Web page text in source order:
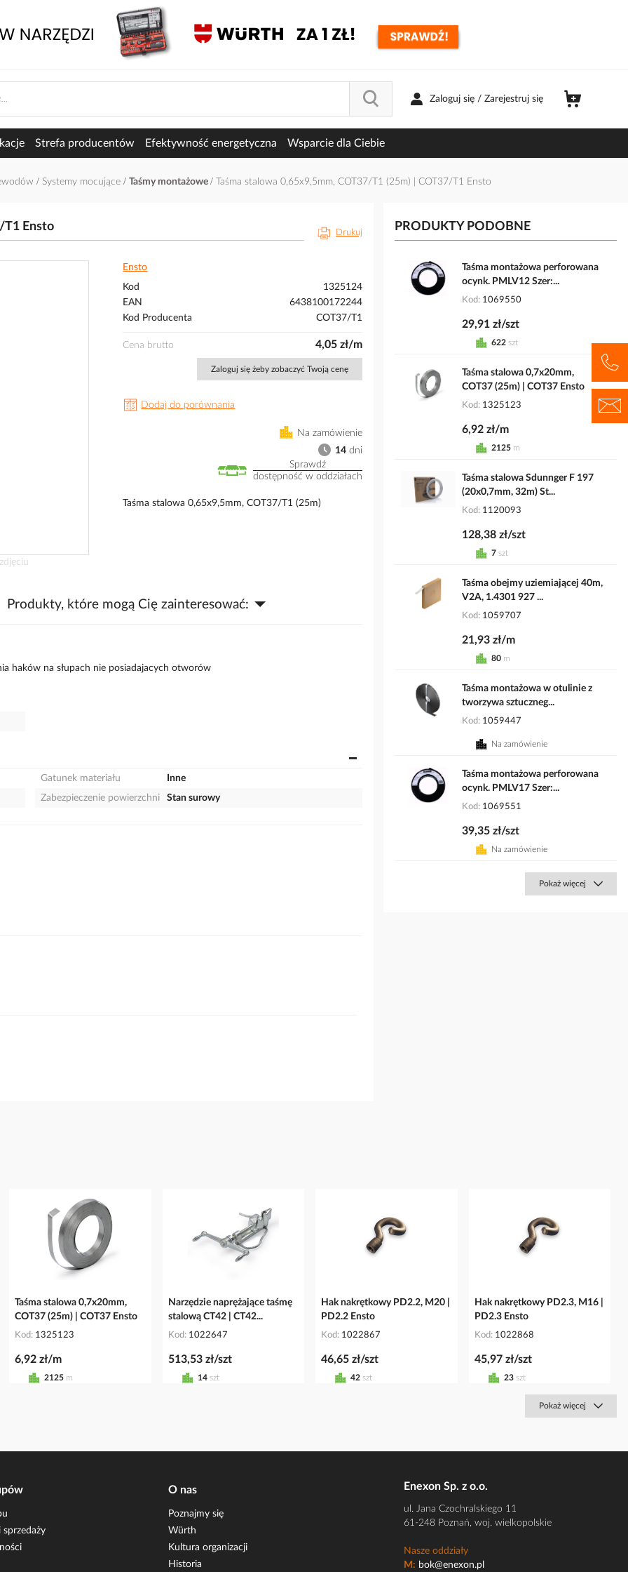
Zaloguj się / Zarejestruj się
Strefa producentów Efektywność energetyczna Wsparcie dla Ciebie
Systemy mocujące Taśmy montażowe Taśma stalowa 0,65x9,5mm, COT37/T1 (25m) | COT37/T1 Ensto
T1 Ensto Drukuj
Ensto
Kod
1325124
EAN
6438100172244
Kod Producenta
COT37/T1
Cena brutto 4,05 zł/m
Zaloguj się żeby zobaczyć Twoją cenę
Dodaj do porównania
Na zamówienie
14 dni
Sprawdź
dostępność w oddziałach
Taśma stalowa 0,65x9,5mm, COT37/T1 (25m)
Produkty, które mogą Cię zainteresować:
haków na słupach nie posiadajacych otworów
Gatunek materiału
Inne
Zabezpieczenie powierzchni
Stan surowy
PRODUKTY PODOBNE
Taśma montażowa perforowana
ocynk. PMLV12 Szer:...
Kod 1069550
29,91 zł/szt
622 szt
Taśma stalowa 0,7x20mm,
COT37 (25m) | COT37 Ensto
Kod 1325123
6,92 zł/m
2125 m
Taśma stalowa Sdunnger F 197
(20x0,7mm, 32m) St...
Kod 1120093
128,38 zł/szt
7 szt
Taśma obejmy uziemiającej 40m,
V2A, 1.4301 927 ...
Kod 1059707
21,93 zł/m
80 m
Taśma montażowa w otulinie z
tworzywa sztuczneg...
Kod 1059447
Na zamówienie
Taśma montażowa perforowana
ocynk. PMLV17 Szer:...
Kod 1069551
39,35 zł/szt
Na zamówienie
Pokaż więcej
Taśma stalowa 0,7x20mm,
COT37 (25m) | COT37 Ensto
Kod 1325123
6,92 zł/m
2125 m
Narzędzie naprężające taśmę
stalową CT42 | CT42...
Kod 1022647
513,53 zł/szt
14 szt
Hak nakrętkowy PD2.2, M20 |
PD2.2 Ensto
Kod 1022867
46,65 zł/szt
42 szt
Hak nakrętkowy PD2.3, M16 |
PD2.3 Ensto
Kod 1022868
45,97 zł/szt
23 szt
Pokaż więcej
O nas
Poznajmy się
Würth
Kultura organizacji
Historia
Enexon Sp. z o.o.
ul. Jana Czochralskiego 11
61-248 Poznań, woj. wielkopolskie
Nasze oddziały
M: bok@enexon.pl